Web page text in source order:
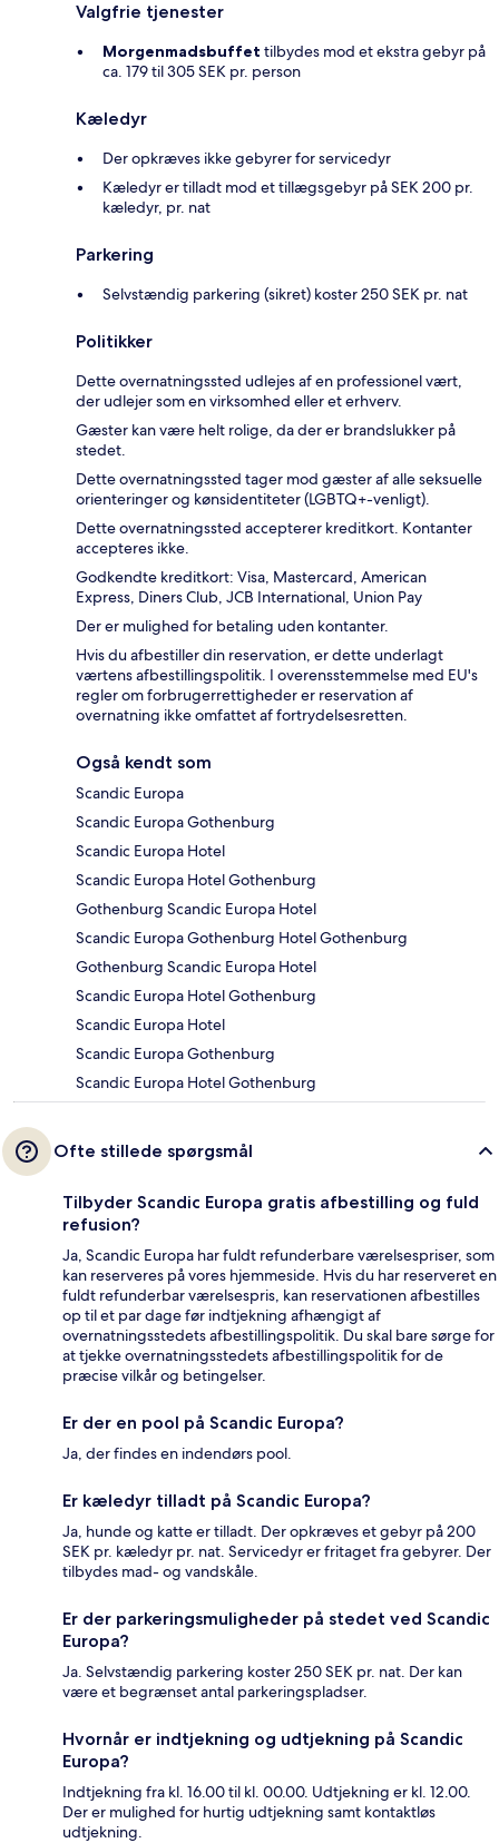
Valgfrie tjenester
Morgenmadsbuffet tilbydes mod et ekstra gebyr på
ca. 179 til 305 SEK pr. person
Kæledyr
Der opkræves ikke gebyrer for servicedyr
Kæledyr er tilladt mod et tillægsgebyr på SEK 200 pr.
kæledyr, pr. nat
Parkering
Selvstændig parkering (sikret) koster 250 SEK pr. nat
Politikker
Dette overnatningssted udlejes af en professionel vært,
der udlejer som en virksomhed eller et erhverv.
Gæster kan være helt rolige, da der er brandslukker på
stedet.
Dette overnatningssted tager mod gæster af alle seksuelle
orienteringer og kønsidentiteter (LGBTQ+-venligt).
Dette overnatningssted accepterer kreditkort. Kontanter
accepteres ikke.
Godkendte kreditkort: Visa, Mastercard, American
Express, Diners Club, JCB International, Union Pay
Der er mulighed for betaling uden kontanter.
Hvis du afbestiller din reservation, er dette underlagt
værtens afbestillingspolitik. I overensstemmelse med EU's
regler om forbrugerrettigheder er reservation af
overnatning ikke omfattet af fortrydelsesretten.
Også kendt som
Scandic Europa
Scandic Europa Gothenburg
Scandic Europa Hotel
Scandic Europa Hotel Gothenburg
Gothenburg Scandic Europa Hotel
Scandic Europa Gothenburg Hotel Gothenburg
Gothenburg Scandic Europa Hotel
Scandic Europa Hotel Gothenburg
Scandic Europa Hotel
Scandic Europa Gothenburg
Scandic Europa Hotel Gothenburg
Ofte stillede spørgsmål
Tilbyder Scandic Europa gratis afbestilling og fuld
refusion?
Ja, Scandic Europa har fuldt refunderbare værelsespriser, som
kan reserveres på vores hjemmeside. Hvis du har reserveret en
fuldt refunderbar værelsespris, kan reservationen afbestilles
op til et par dage før indtjekning afhængigt af
overnatningsstedets afbestillingspolitik. Du skal bare sørge for
at tjekke overnatningsstedets afbestillingspolitik for de
præcise vilkår og betingelser.
Er der en pool på Scandic Europa?
Ja, der findes en indendørs pool.
Er kæledyr tilladt på Scandic Europa?
Ja, hunde og katte er tilladt. Der opkræves et gebyr på 200
SEK pr. kæledyr pr. nat. Servicedyr er fritaget fra gebyrer. Der
tilbydes mad- og vandskåle.
Er der parkeringsmuligheder på stedet ved Scandic
Europa?
Ja. Selvstændig parkering koster 250 SEK pr. nat. Der kan
være et begrænset antal parkeringspladser.
Hvornår er indtjekning og udtjekning på Scandic
Europa?
Indtjekning fra kl. 16.00 til kl. 00.00. Udtjekning er kl. 12.00.
Der er mulighed for hurtig udtjekning samt kontaktløs
udtjekning.